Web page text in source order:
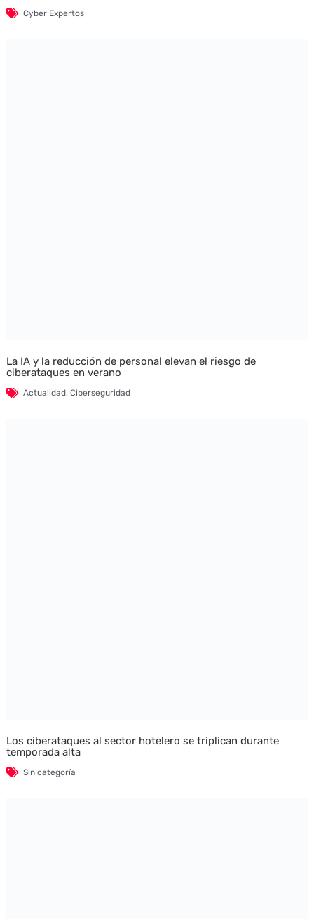
Cyber Expertos
La IA y la reducción de personal elevan el riesgo de
ciberataques en verano
Actualidad, Ciberseguridad
Los ciberataques al sector hotelero se triplican durante
temporada alta
Sin categoría